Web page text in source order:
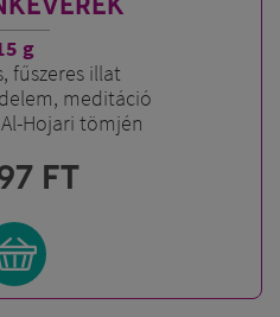
g
fűszeres illat
meditáció
Hojari tömjén
FT